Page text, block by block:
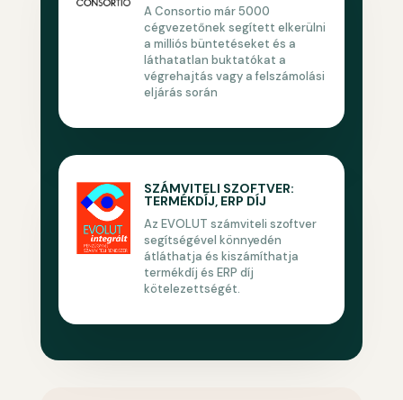
A Consortio már 5000
cégvezetőnek segített elkerülni
a milliós büntetéseket és a
láthatatlan buktatókat a
végrehajtás vagy a felszámolási
eljárás során
SZÁMVITELI SZOFTVER:
TERMÉKDÍJ, ERP DÍJ
Az EVOLUT számviteli szoftver
segítségével könnyedén
átláthatja és kiszámíthatja
termékdíj és ERP díj
kötelezettségét.